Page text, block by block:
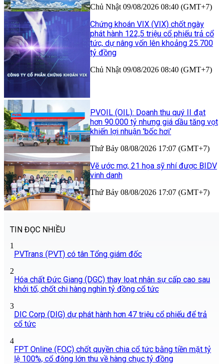
Chủ Nhật 09/08/2026 08:40 (GMT+7)
Chứng khoán VIX (VIX) chốt ngày
phát hành 122,5 triệu cổ phiếu trả cổ
tức, dự nâng vốn lên khoảng 25.700
tỷ đồng
Chủ Nhật 09/08/2026 08:40 (GMT+7)
PVOIL (OIL): Doanh thu quý II đạt
hơn 90.000 tỷ nhưng giá dầu tăng vọt
khiến lợi nhuận 'bốc hơi'
Thứ Bảy 08/08/2026 17:07 (GMT+7)
Vẽ ước mơ, 21 họa sỹ nhí được BIDV
vinh danh
Thứ Bảy 08/08/2026 17:07 (GMT+7)
TIN ĐỌC NHIỀU
1
PVTrans (PVT) có tân Tổng giám đốc
2
Hóa chất Đức Giang (DGC) thay loạt nhân sự cấp cao sau
khởi tố, chốt chi hàng nghìn tỷ đồng cổ tức
3
DIC Corp (DIG) dự phát hành hơn 47 triệu cổ phiếu để trả
cổ tức
4
FPT Online (FOC) chốt quyền chia cổ tức bằng tiền mặt tỷ
lệ 100%, cổ đông lớn thu về hàng chục tỷ đồng